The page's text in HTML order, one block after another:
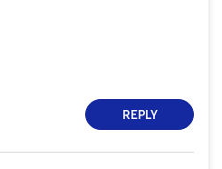
REPLY